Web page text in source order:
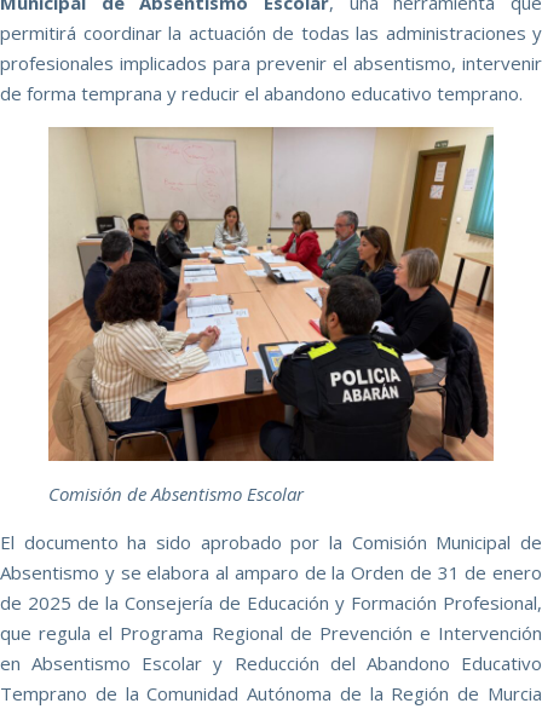
permitirá coordinar la actuación de todas las administraciones y
profesionales implicados para prevenir el absentismo, intervenir
de forma temprana y reducir el abandono educativo temprano.
Comisión de Absentismo Escolar
El documento ha sido aprobado por la Comisión Municipal de
Absentismo y se elabora al amparo de la Orden de 31 de enero
de 2025 de la Consejería de Educación y Formación Profesional,
que regula el Programa Regional de Prevención e Intervención
en Absentismo Escolar y Reducción del Abandono Educativo
Temprano de la Comunidad Autónoma de la Región de Murcia